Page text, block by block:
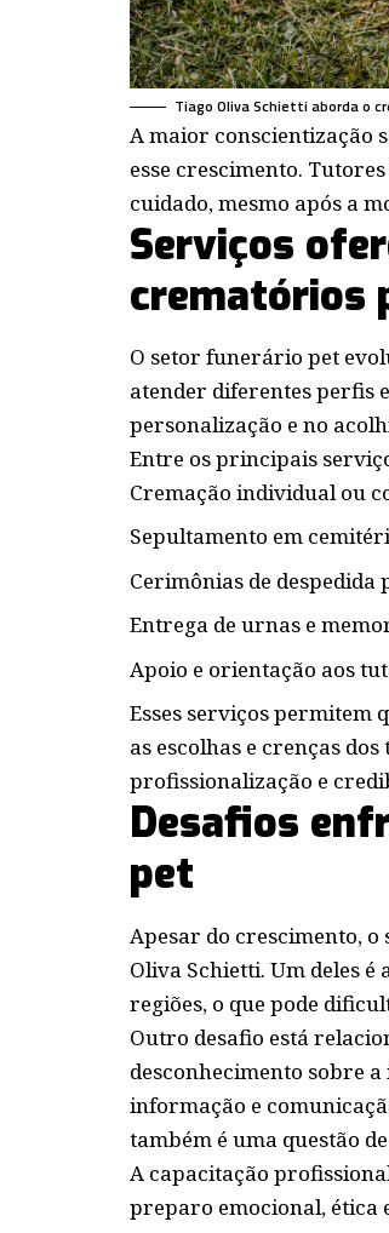
Tiago Oliva Schietti aborda o
A maior conscientização
esse crescimento.
cuidado, mesmo após a
Serviços
crematórios
O setor funerário pet
atender diferentes perfis
personalização e no
Entre os principais
Cremação individual ou
Sepultamento em
Cerimônias de despedida
Entrega de urnas e
Apoio e orientação aos
Esses serviços permitem
as escolhas e crenças
profissionalização e
Desafios
pet
Apesar do crescimento,
Oliva Schietti. Um deles
regiões, o que pode
Outro desafio está
desconhecimento sobre
informação e
também é uma questão
A capacitação
preparo emocional, ética